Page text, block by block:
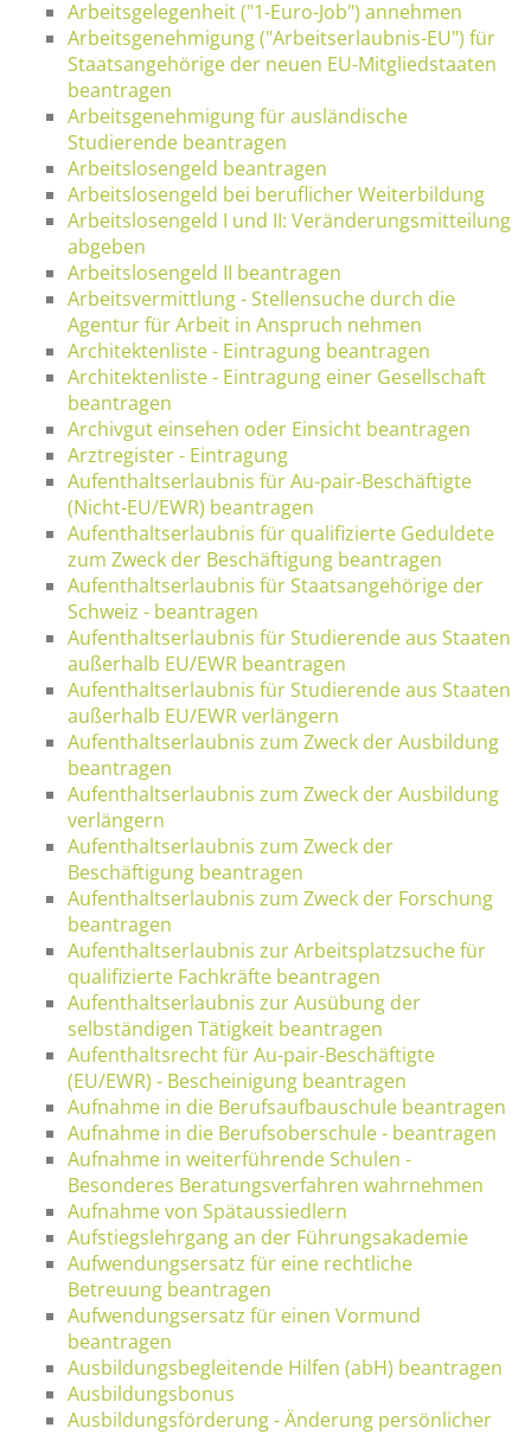
Arbeitsgelegenheit ("1-Euro-Job") annehmen
Arbeitsgenehmigung ("Arbeitserlaubnis-EU") für
Staatsangehörige der neuen EU-Mitgliedstaaten
beantragen
Arbeitsgenehmigung für ausländische
Studierende beantragen
Arbeitslosengeld beantragen
Arbeitslosengeld bei beruflicher Weiterbildung
Arbeitslosengeld I und II: Veränderungsmitteilung
abgeben
Arbeitslosengeld II beantragen
Arbeitsvermittlung - Stellensuche durch die
Agentur für Arbeit in Anspruch nehmen
Architektenliste - Eintragung beantragen
Architektenliste - Eintragung einer Gesellschaft
beantragen
Archivgut einsehen oder Einsicht beantragen
Arztregister - Eintragung
Aufenthaltserlaubnis für Au-pair-Beschäftigte
(Nicht-EU/EWR) beantragen
Aufenthaltserlaubnis für qualifizierte Geduldete
zum Zweck der Beschäftigung beantragen
Aufenthaltserlaubnis für Staatsangehörige der
Schweiz - beantragen
Aufenthaltserlaubnis für Studierende aus Staaten
außerhalb EU/EWR beantragen
Aufenthaltserlaubnis für Studierende aus Staaten
außerhalb EU/EWR verlängern
Aufenthaltserlaubnis zum Zweck der Ausbildung
beantragen
Aufenthaltserlaubnis zum Zweck der Ausbildung
verlängern
Aufenthaltserlaubnis zum Zweck der
Beschäftigung beantragen
Aufenthaltserlaubnis zum Zweck der Forschung
beantragen
Aufenthaltserlaubnis zur Arbeitsplatzsuche für
qualifizierte Fachkräfte beantragen
Aufenthaltserlaubnis zur Ausübung der
selbständigen Tätigkeit beantragen
Aufenthaltsrecht für Au-pair-Beschäftigte
(EU/EWR) - Bescheinigung beantragen
Aufnahme in die Berufsaufbauschule beantragen
Aufnahme in die Berufsoberschule - beantragen
Aufnahme in weiterführende Schulen -
Besonderes Beratungsverfahren wahrnehmen
Aufnahme von Spätaussiedlern
Aufstiegslehrgang an der Führungsakademie
Aufwendungsersatz für eine rechtliche
Betreuung beantragen
Aufwendungsersatz für einen Vormund
beantragen
Ausbildungsbegleitende Hilfen (abH) beantragen
Ausbildungsbonus
Ausbildungsförderung - Änderung persönlicher